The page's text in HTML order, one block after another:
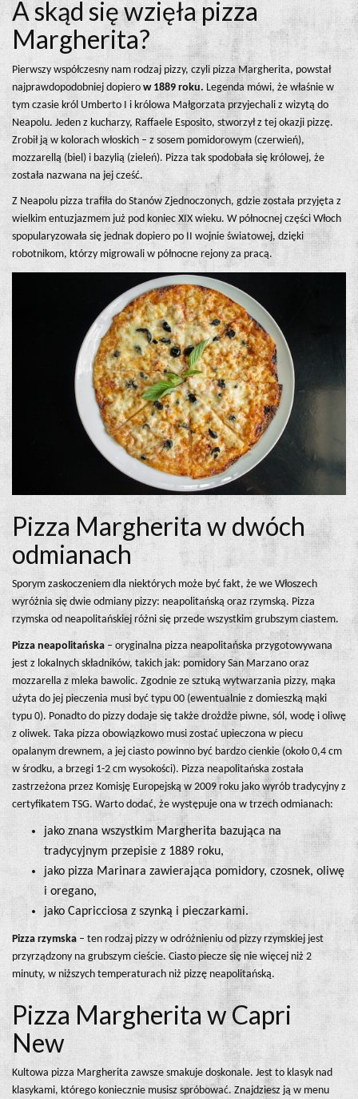
A skąd się wzięła pizza
Margherita?
Pierwszy współczesny nam rodzaj pizzy, czyli pizza Margherita, powstał
najprawdopodobniej dopiero w 1889 roku. Legenda mówi, że właśnie w
tym czasie król Umberto I i królowa Małgorzata przyjechali z wizytą do
Neapolu. Jeden z kucharzy, Raffaele Esposito, stworzył z tej okazji pizzę.
Zrobił ją w kolorach włoskich – z sosem pomidorowym (czerwień),
mozzarellą (biel) i bazylią (zieleń). Pizza tak spodobała się królowej, że
została nazwana na jej cześć.
Z Neapolu pizza trafiła do Stanów Zjednoczonych, gdzie została przyjęta z
wielkim entuzjazmem już pod koniec XIX wieku. W północnej części Włoch
spopularyzowała się jednak dopiero po II wojnie światowej, dzięki
robotnikom, którzy migrowali w północne rejony za pracą.
Pizza Margherita w dwóch
odmianach
Sporym zaskoczeniem dla niektórych może być fakt, że we Włoszech
wyróżnia się dwie odmiany pizzy: neapolitańską oraz rzymską. Pizza
rzymska od neapolitańskiej różni się przede wszystkim grubszym ciastem.
Pizza neapolitańska– oryginalna pizza neapolitańska przygotowywana
jest z lokalnych składników, takich jak: pomidory San Marzano oraz
mozzarella z mleka bawolic. Zgodnie ze sztuką wytwarzania pizzy, mąka
użyta do jej pieczenia musi być typu 00 (ewentualnie z domieszką mąki
typu 0). Ponadto do pizzy dodaje się także drożdże piwne, sól, wodę i oliwę
z oliwek. Taka pizza obowiązkowo musi zostać upieczona w piecu
opalanym drewnem, a jej ciasto powinno być bardzo cienkie (około 0,4 cm
w środku, a brzegi 1-2 cm wysokości). Pizza neapolitańska została
zastrzeżona przez Komisję Europejską w 2009 roku jako wyrób tradycyjny z
certyfikatem TSG. Warto dodać, że występuje ona w trzech odmianach:
jako znana wszystkim Margherita bazująca na
tradycyjnym przepisie z 1889 roku,
jako pizza Marinara zawierająca pomidory, czosnek, oliwę
i oregano,
jako Capricciosa z szynką i pieczarkami.
Pizza rzymska – ten rodzaj pizzy w odróżnieniu od pizzy rzymskiej jest
przyrządzony na grubszym cieście. Ciasto piecze się nie więcej niż 2
minuty, w niższych temperaturach niż pizzę neapolitańską.
Pizza Margherita w Capri
New
Kultowa pizza Margherita zawsze smakuje doskonale. Jest to klasyk nad
klasykami, którego koniecznie musisz spróbować. Znajdziesz ją w menu